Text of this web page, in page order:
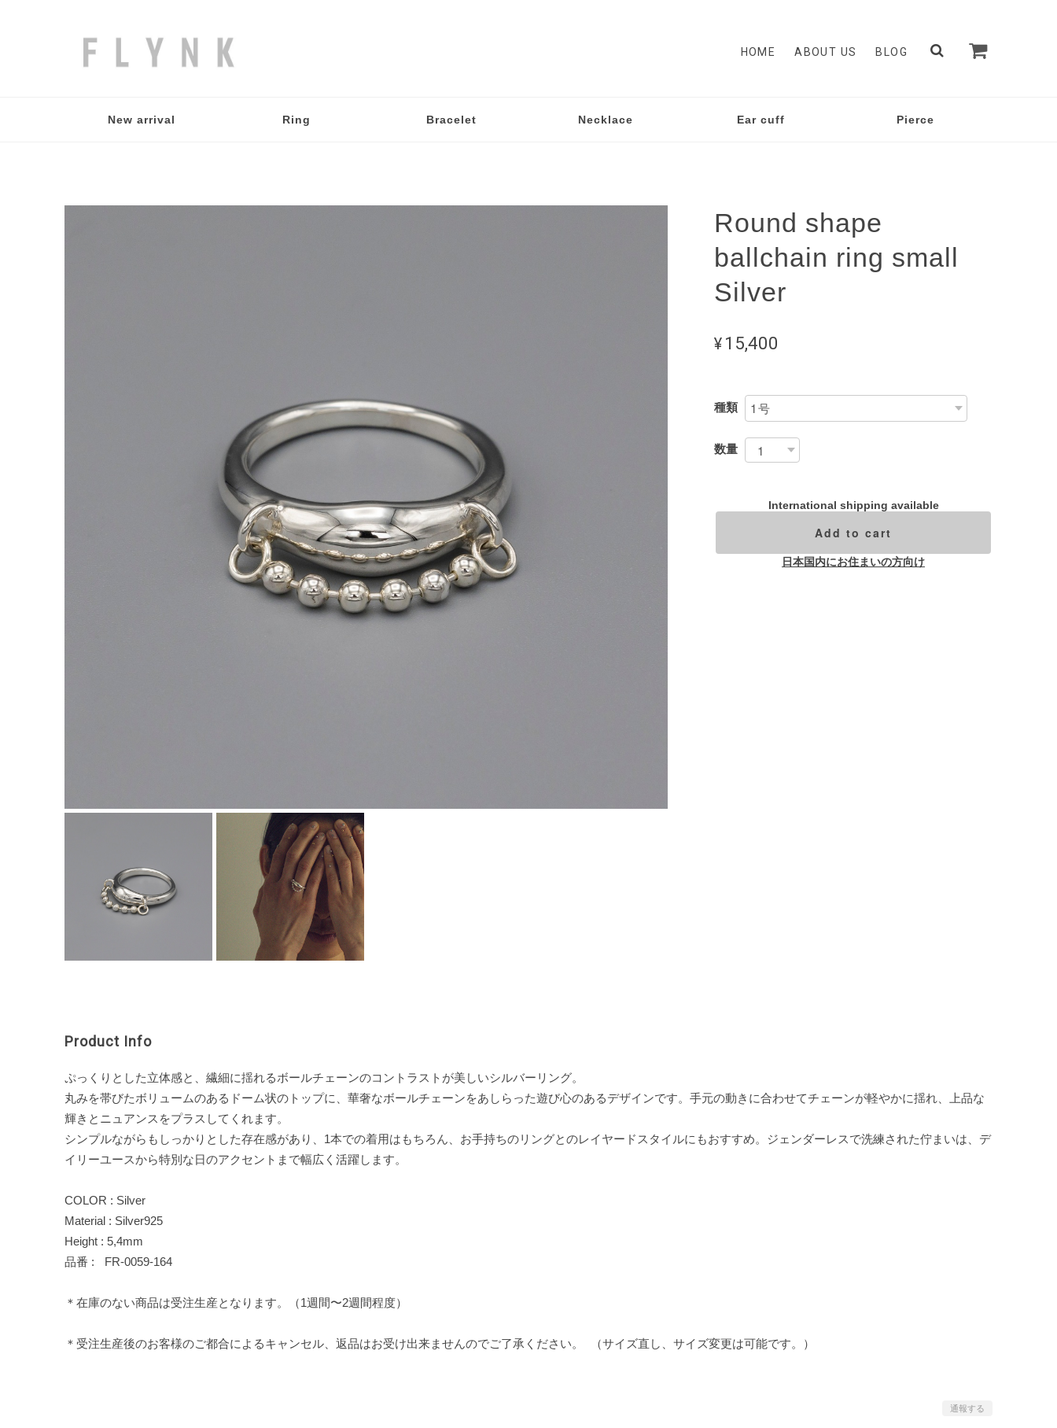
HOME ABOUT US BLOG
New arrival Ring Bracelet Necklace Ear cuff Pierce
Round shape
ballchain ring small
Silver
¥15,400
種類
数量
International shipping available
Add to cart
日本国内にお住まいの方向け
Product Info
ぷっくりとした立体感と、繊細に揺れるボールチェーンのコントラストが美しいシルバーリング。
丸みを帯びたボリュームのあるドーム状のトップに、華奢なボールチェーンをあしらった遊び心のあるデザインです。手元の動きに合わせてチェーンが軽やかに揺れ、上品な
輝きとニュアンスをプラスしてくれます。
シンプルながらもしっかりとした存在感があり、1本での着用はもちろん、お手持ちのリングとのレイヤードスタイルにもおすすめ。ジェンダーレスで洗練された佇まいは、デ
イリーユースから特別な日のアクセントまで幅広く活躍します。
COLOR : Silver
Material : Silver925
Height : 5,4mm
品番 : FR-0059-164
＊在庫のない商品は受注生産となります。（1週間〜2週間程度）
＊受注生産後のお客様のご都合によるキャンセル、返品はお受け出来ませんのでご了承ください。 （サイズ直し、サイズ変更は可能です。）
通報する